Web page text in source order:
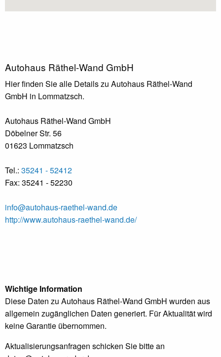
Autohaus Räthel-Wand GmbH
Hier finden Sie alle Details zu Autohaus Räthel-Wand
GmbH in Lommatzsch.
Autohaus Räthel-Wand GmbH
Döbelner Str. 56
01623 Lommatzsch
Tel.: 35241 - 52412
Fax: 35241 - 52230
info@autohaus-raethel-wand.de
http://www.autohaus-raethel-wand.de/
Wichtige Information
Diese Daten zu Autohaus Räthel-Wand GmbH wurden aus
allgemein zugänglichen Daten generiert. Für Aktualität wird
keine Garantie übernommen.
Aktualisierungsanfragen schicken Sie bitte an